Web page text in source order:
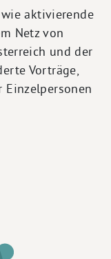
aktivierende
Netz von
und der
Vorträge,